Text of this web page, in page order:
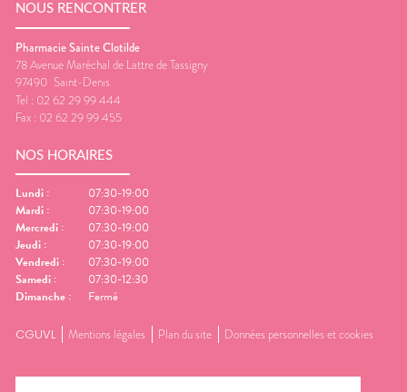
NOUS RENCONTRER
Pharmacie Sainte Clotilde
78 Avenue Maréchal de Lattre de Tassigny
97490 Saint-Denis
Tel : 02 62 29 99 444
Fax : 02 62 29 99 455
NOS HORAIRES
Lundi :
07:30-19:00
Mardi :
07:30-19:00
Mercredi :
07:30-19:00
Jeudi :
07:30-19:00
Vendredi :
07:30-19:00
Samedi :
07:30-12:30
Dimanche : Fermé
CGUVL Mentions légales Plan du site Données personnelles et cookies